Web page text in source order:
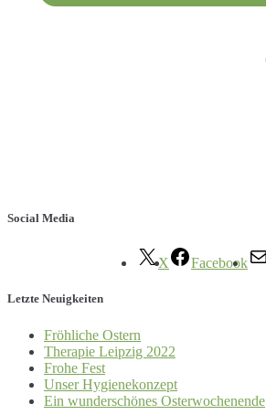
Social Media
X Facebook
Letzte Neuigkeiten
Fröhliche Ostern
Therapie Leipzig 2022
Frohe Fest
Unser Hygienekonzept
Ein wunderschönes Osterwochenende